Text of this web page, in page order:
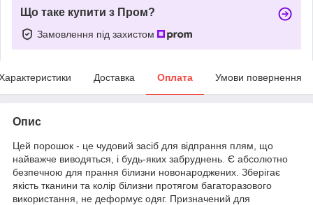
Що таке купити з Пром?
Замовлення під захистом
Доставка Оплата Умови повернення
Опис
Цей порошок - це чудовий засіб для відпрання плям, що
найважче виводяться, і будь-яких забруднень. Є абсолютно
безпечною для прання білизни новонароджених. Зберігає
якість тканини та колір білизни протягом багаторазового
використання, не деформує одяг. Призначений для